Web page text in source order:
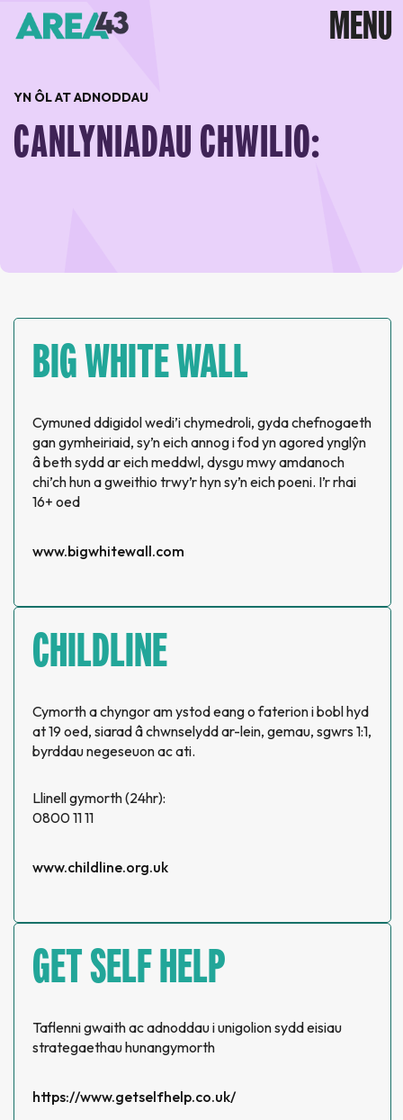
YN ÔL AT ADNODDAU
CANLYNIADAU CHWILIO:
BIG WHITE WALL
Cymuned ddigidol wedi’i chymedroli, gyda chefnogaeth
gan gymheiriaid, sy’n eich annog i fod yn agored ynglŷn
â beth sydd ar eich meddwl, dysgu mwy amdanoch
chi’ch hun a gweithio trwy’r hyn sy’n eich poeni. I’r rhai
16+ oed
www.bigwhitewall.com
CHILDLINE
Cymorth a chyngor am ystod eang o faterion i bobl hyd
at 19 oed, siarad â chwnselydd ar-lein, gemau, sgwrs 1:1,
byrddau negeseuon ac ati.
Llinell gymorth (24hr):
0800 11 11
www.childline.org.uk
GET SELF HELP
Taflenni gwaith ac adnoddau i unigolion sydd eisiau
strategaethau hunangymorth
https://www.getselfhelp.co.uk/